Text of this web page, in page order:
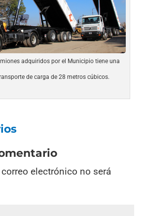
adquiridos por el Municipio tiene una
de carga de 28 metros cúbicos.
electrónico no será